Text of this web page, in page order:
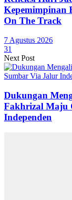
Kepemimpinan
On The Track
7 Agustus 2026
31
Next Post
Dukungan
Fakhrizal Maju
Independen